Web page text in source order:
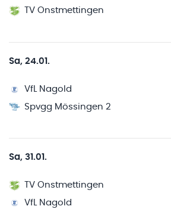
TV Onstmettingen
Sa, 24.01.
VfL Nagold
Spvgg Mössingen 2
Sa, 31.01.
TV Onstmettingen
VfL Nagold